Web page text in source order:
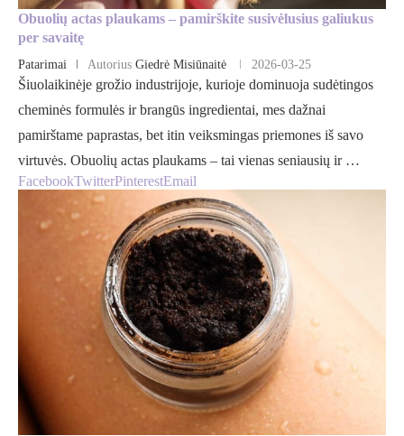
Obuolių actas plaukams – pamirškite susivėlusius galiukus
per savaitę
Patarimai Autorius Giedrė Misiūnaitė 2026-03-25
Šiuolaikinėje grožio industrijoje, kurioje dominuoja sudėtingos
cheminės formulės ir brangūs ingredientai, mes dažnai
pamirštame paprastas, bet itin veiksmingas priemones iš savo
virtuvės. Obuolių actas plaukams – tai vienas seniausių ir …
FacebookTwitterPinterestEmail